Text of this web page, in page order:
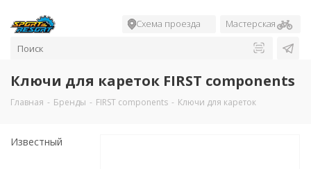
Схема проезда Мастерская
Ключи для кареток FIRST components
Главная - Бренды - FIRST components - Ключи для кареток
Известный